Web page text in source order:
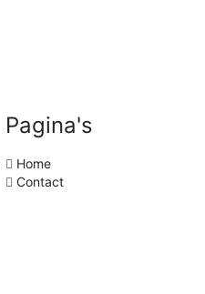
Pagina's
Home
Contact